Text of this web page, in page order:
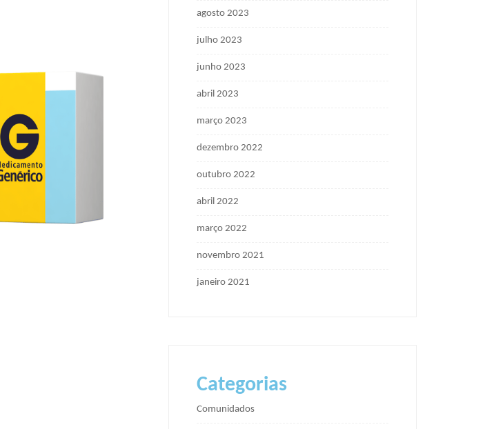
agosto 2023
julho 2023
junho 2023
abril 2023
março 2023
dezembro 2022
outubro 2022
abril 2022
março 2022
novembro 2021
janeiro 2021
Categorias
Comunidados